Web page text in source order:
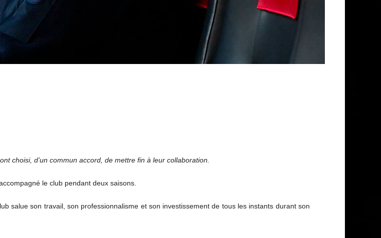
choisi, d’un commun accord, de mettre fin à leur collaboration.
le club pendant deux saisons.
salue son travail, son professionnalisme et son investissement de tous les instants durant son